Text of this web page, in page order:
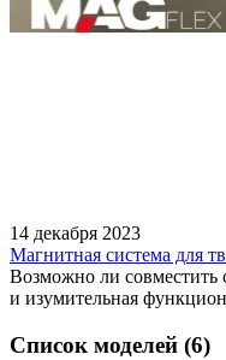
14 декабря 2023
Магнитная система для
Возможно ли совместить
и изумительная
Список моделей (6)